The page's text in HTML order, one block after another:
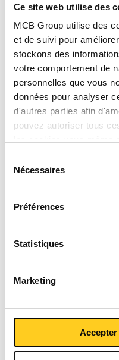
Ce site web utilise des
MCB Group utilise des
et de suivi pour
stockons des
votre comportement de
personnelles que vous
données pour analyser
d'autres parties afin
pouvez autoriser tous
plus d'informations sur
et les parties avec
règlementici
Nécessaires
Préférences
Statistiques
Marketing
Produit Description
Téléchargements
Liste de prix
1.4301/
N° d'article
Description
Poids des pièces en kg
Prix brut